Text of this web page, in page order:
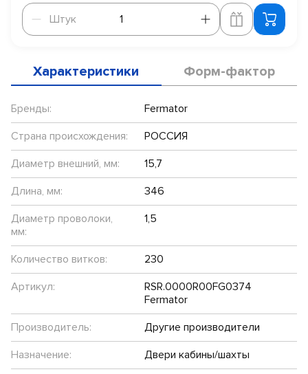
Штук
Штук
Характеристики Форм-фактор
Бренды:
Fermator
Страна происхождения:
РОССИЯ
Диаметр внешний, мм:
15,7
Длина, мм:
346
Диаметр проволоки,
мм:
1,5
Количество витков:
230
Артикул:
RSR.0000R00FG0374
Fermator
Производитель:
Другие производители
Назначение:
Двери кабины/шахты